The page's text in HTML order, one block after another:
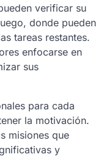
verificar su
donde pueden
tareas restantes.
enfocarse en
sus
para cada
la motivación.
misiones que
y